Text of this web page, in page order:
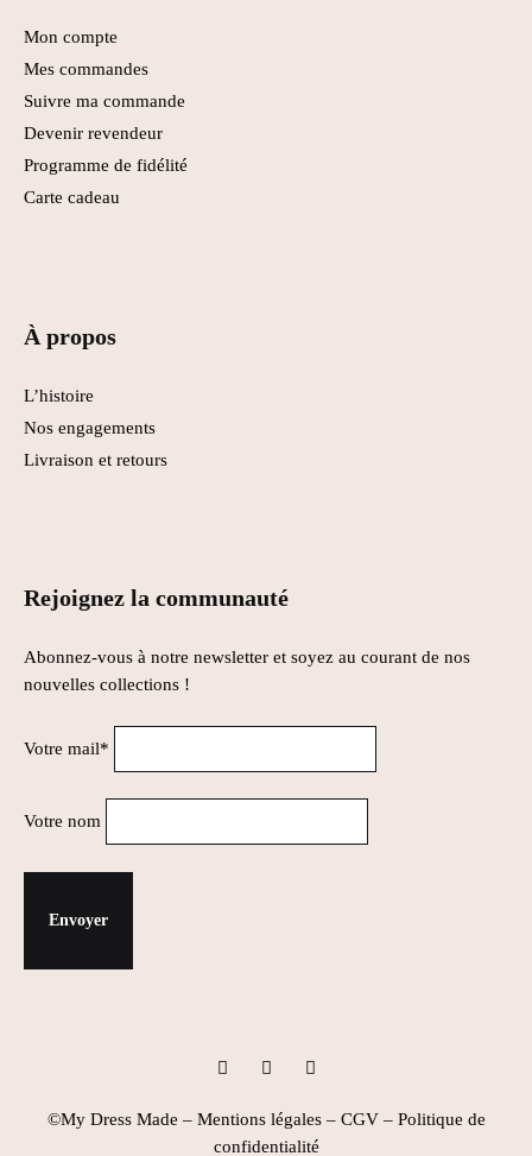
Mon compte
Mes commandes
Suivre ma commande
Devenir revendeur
Programme de fidélité
Carte cadeau
À propos
L’histoire
Nos engagements
Livraison et retours
Rejoignez la communauté
Abonnez-vous à notre newsletter et soyez au courant de nos
nouvelles collections !
Votre mail*
Votre nom
©My Dress Made – Mentions légales– CGV– Politique de
confidentialité
InstagramFacebookPinterest